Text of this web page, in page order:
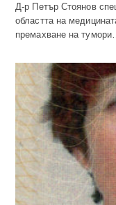
Д-р Петър Стоянов
областта на
премахване на